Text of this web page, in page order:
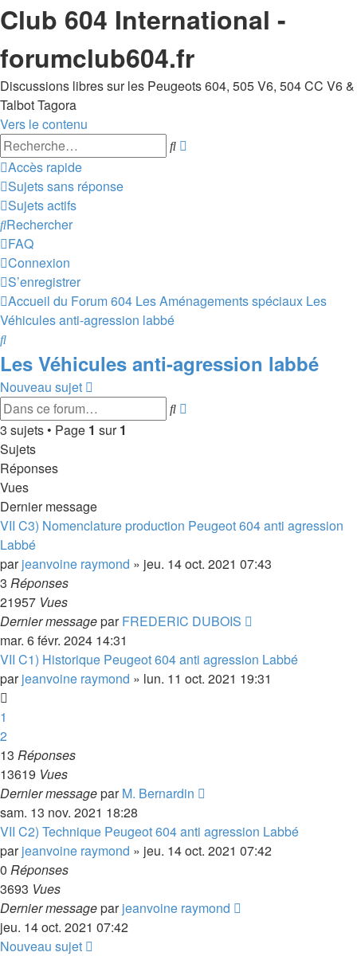
Club 604 International -
forumclub604.fr
Discussions libres sur les Peugeots 604, 505 V6, 504 CC V6 &
Talbot Tagora
Vers le contenu
Rechercher
Accès rapide
Sujets sans réponse
Sujets actifs
Rechercher
FAQ
Connexion
S’enregistrer
Accueil du Forum 604 Les Aménagements spéciaux Les
Véhicules anti-agression labbé
Rechercher
Les Véhicules anti-agression labbé
Nouveau sujet
Rechercher
3 sujets • Page 1 sur1
Sujets
Réponses
Vues
Dernier message
VII C3) Nomenclature production Peugeot 604 anti agression
Labbé
parjeanvoine raymond » jeu. 14 oct. 2021 07:43
3 Réponses
21957 Vues
Dernier messageparFREDERIC DUBOIS
mar. 6 févr. 2024 14:31
VII C1) Historique Peugeot 604 anti agression Labbé
parjeanvoine raymond » lun. 11 oct. 2021 19:31
1
2
13 Réponses
13619 Vues
Dernier messageparM. Bernardin
sam. 13 nov. 2021 18:28
VII C2) Technique Peugeot 604 anti agression Labbé
parjeanvoine raymond » jeu. 14 oct. 2021 07:42
0 Réponses
3693 Vues
Dernier messageparjeanvoine raymond
jeu. 14 oct. 2021 07:42
Nouveau sujet